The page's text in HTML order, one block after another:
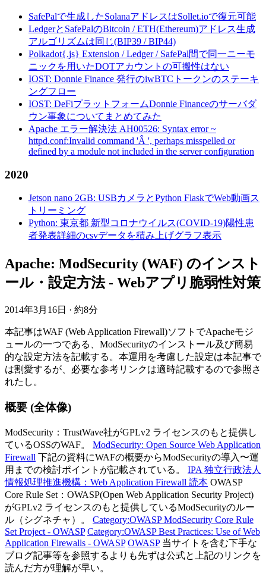
SafePalで生成したSolanaアドレスはSollet.ioで復元可能
LedgerとSafePalのBitcoin / ETH(Ethereum)アドレス生成
アルゴリズムは同じ(BIP39 / BIP44)
Polkadot{.js} Extension / Ledger / SafePal間で同一ニーモ
ニックを用いたDOTアカウントの可搬性はない
IOST: Donnie Finance 発行のiwBTCトークンのステーキ
ングフロー
IOST: DeFiプラットフォームDonnie Financeのサーバダ
ウン事象についてまとめてみた
Apache エラー解決法 AH00526: Syntax error ~
httpd.conf:Invalid command 'Â ', perhaps misspelled or
defined by a module not included in the server configuration
2020
Jetson nano 2GB: USBカメラとPython FlaskでWeb動画ス
トリーミング
Python: 東京都 新型コロナウイルス(COVID-19)陽性患
者発表詳細のcsvデータを積み上げグラフ表示
Apache: ModSecurity (WAF) のインスト
ール・設定方法 - Webアプリ脆弱性対策
2014年3月16日 · 約8分
本記事はWAF (Web Application Firewall)ソフトでApacheモジ
ュールの一つである、ModSecurityのインストール及び簡易
的な設定方法を記載する。本運用を考慮した設定は本記事で
は割愛するが、必要な参考リンクは適時記載するので参照さ
れたし。
概要 (全体像)
ModSecurity：TrustWave社がGPLv2 ライセンスのもと提供し
ているOSSのWAF。 ModSecurity: Open Source Web Application
Firewall 下記の資料にWAFの概要からModSecurityの導入〜運
用までの検討ポイントが記載されている。 IPA 独立行政法人
情報処理推進機構：Web Application Firewall 読本 OWASP
Core Rule Set：OWASP(Open Web Application Security Project)
がGPLv2 ライセンスのもと提供しているModSecurityのルー
ル（シグネチャ）。 Category:OWASP ModSecurity Core Rule
Set Project - OWASP Category:OWASP Best Practices: Use of Web
Application Firewalls - OWASP OWASP当サイトを含む下手な
ブログ記事等を参照するよりも先ずは公式と上記のリンクを
読んだ方が理解が早い。